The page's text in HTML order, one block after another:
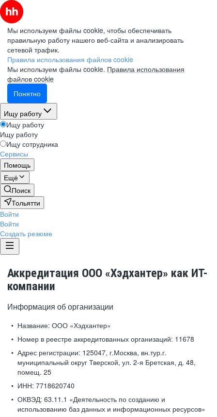
Мы используем файлы cookie, чтобы обеспечивать
правильную работу нашего веб-сайта и анализировать
сетевой трафик.
Правила использования файлов cookie
Мы используем файлы cookie. Правила использования
файлов cookie
Понятно
Ищу работу
Ищу работу
Ищу работу
Ищу сотрудника
Сервисы
Помощь
Ещё
Поиск
Тольятти
Войти
Войти
Создать резюме
Аккредитация ООО «Хэдхантер» как ИТ-
компании
Информация об организации
Название: ООО «Хэдхантер»
Номер в реестре аккредитованных организаций: 11678
Адрес регистрации: 125047, г.Москва, вн.тур.г.
муниципальный округ Тверской, ул. 2-я Бретская, д. 48,
помещ. 25
ИНН: 7718620740
ОКВЭД: 63.11.1 «Деятельность по созданию и
использованию баз данных и информационных ресурсов»